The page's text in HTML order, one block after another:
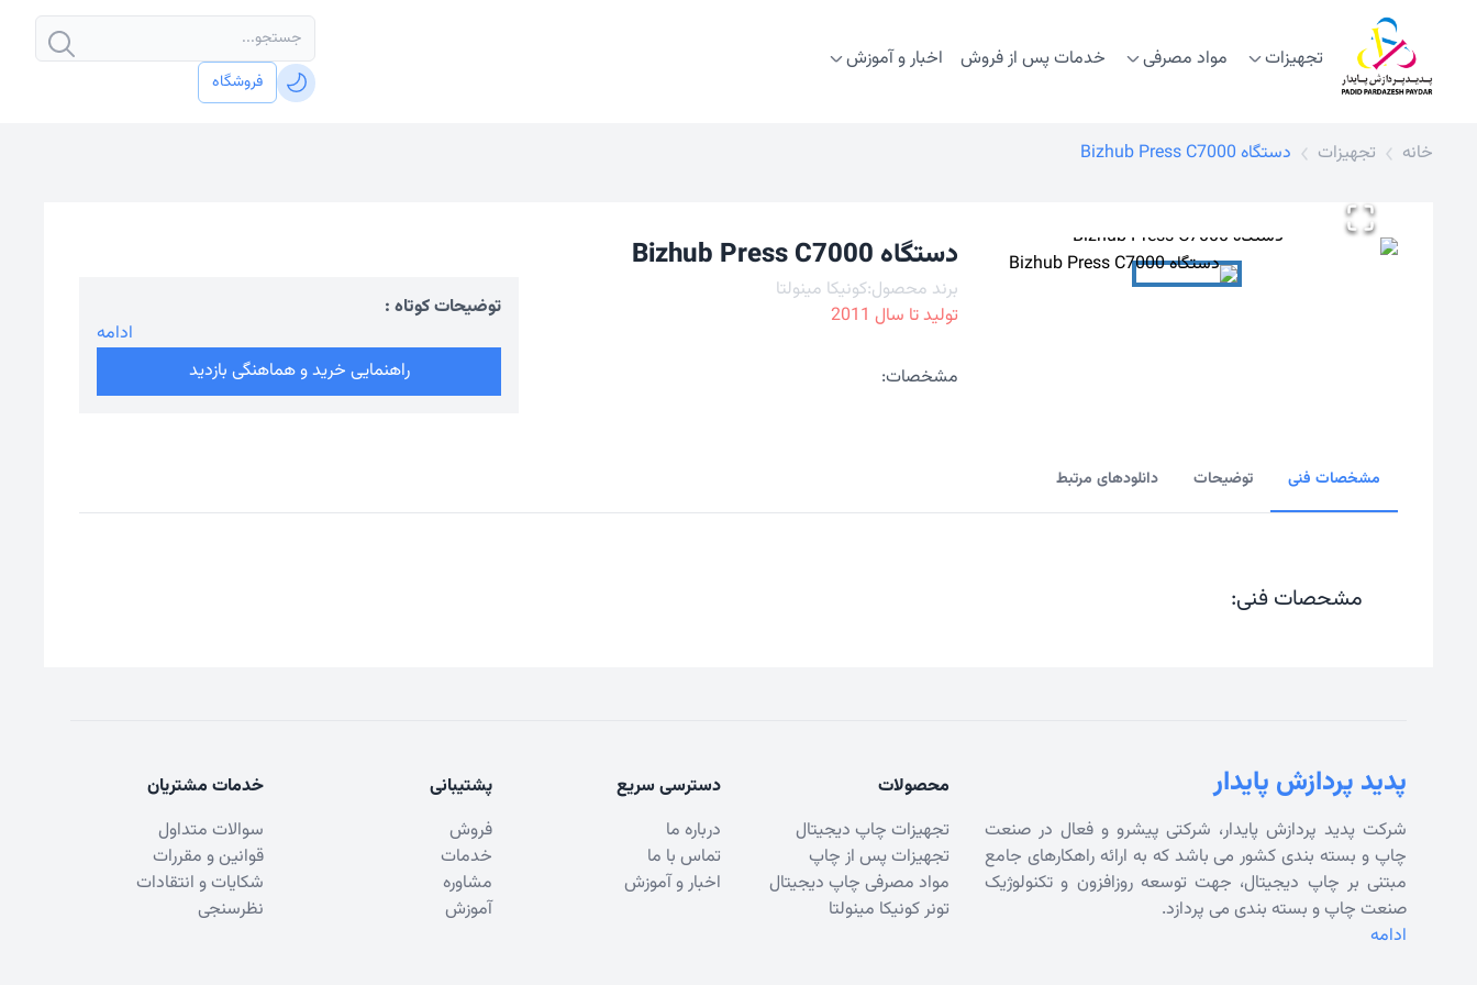
تجهیزات مواد مصرفی خدمات پس از فروش اخبار و آموزش
فروشگاه
خانه تجهیزات دستگاه Bizhub Press C7000
دستگاه Bizhub Press C7000
برند محصول:کونیکا مینولتا
تولید تا سال 2011
مشخصات:
توضیحات کوتاه :
ادامه
راهنمایی خرید و هماهنگی بازدید
مشخصات فنی توضیحات دانلودهای مرتبط
مشحصات فنی:
پدید پردازش پایدار
شرکت پدید پردازش پایدار، شرکتی پیشرو و فعال در صنعت
چاپ و بسته بندی کشور می باشد که به ارائه راهکارهای جامع
مبتنی بر چاپ دیجیتال، جهت توسعه روزافزون و تکنولوژیک
صنعت چاپ و بسته بندی می پردازد.
ادامه
محصولات
تجهیزات چاپ دیجیتال
تجهیزات پس از چاپ
مواد مصرفی چاپ دیجیتال
تونر کونیکا مینولتا
دسترسی سریع
درباره ما
تماس با ما
اخبار و آموزش
پشتیبانی
فروش
خدمات
مشاوره
آموزش
خدمات مشتریان
سوالات متداول
قوانین و مقررات
شکایات و انتقادات
نظرسنجی